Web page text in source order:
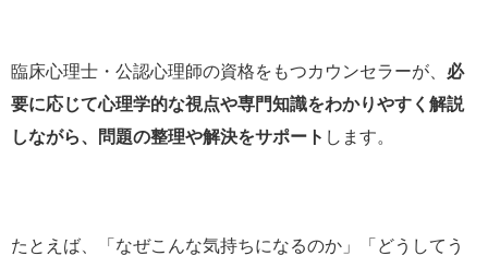
臨床心理士・公認心理師の資格をもつカウンセラーが、 必
要に応じて心理学的な視点や専門知識をわかりやすく解説
しながら、問題の整理や解決をサポート します。
たとえば、「なぜこんな気持ちになるのか」「どうしてう